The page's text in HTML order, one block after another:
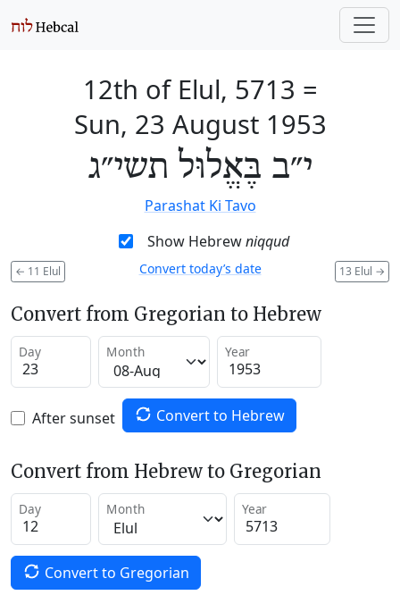
12th of Elul, 5713 =
Sun, 23 August 1953
י״ב בֶּאֱלוּל תשי״ג
Parashat Ki Tavo
Show Hebrewniqqud
← 11 Elul 13 Elul →
Convert today’s date
Convert from Gregorian to Hebrew
Day Month Year
After sunset Convert to Hebrew
Convert from Hebrew to Gregorian
Day Month Year
Convert to Gregorian